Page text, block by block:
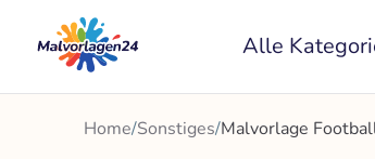
Inhalt
springen
Alle
Home/Sonstiges/Malvorlage